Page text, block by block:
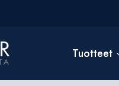
Tuotteet